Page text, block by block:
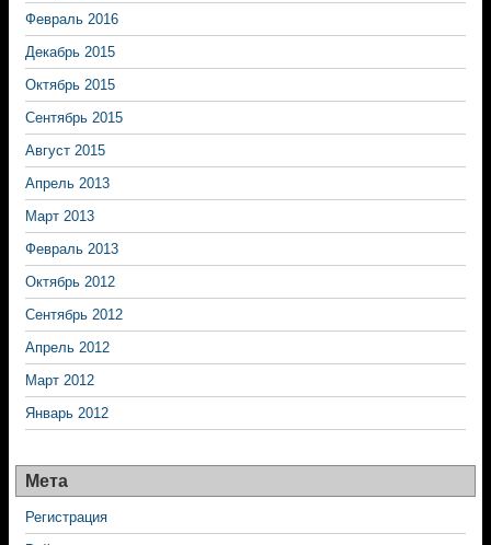
Февраль 2016
Декабрь 2015
Октябрь 2015
Сентябрь 2015
Август 2015
Апрель 2013
Март 2013
Февраль 2013
Октябрь 2012
Сентябрь 2012
Апрель 2012
Март 2012
Январь 2012
Мета
Регистрация